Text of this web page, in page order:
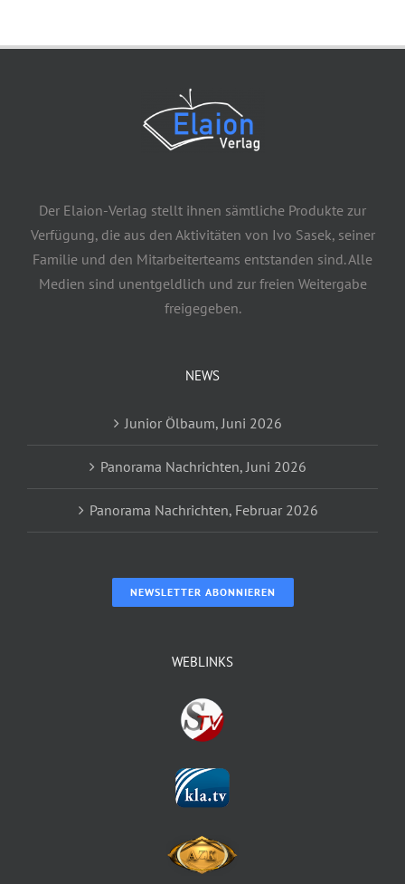
Der Elaion-Verlag stellt ihnen sämtliche Produkte zur
Verfügung, die aus den Aktivitäten von Ivo Sasek, seiner
Familie und den Mitarbeiterteams entstanden sind. Alle
Medien sind unentgeldlich und zur freien Weitergabe
freigegeben.
NEWS
Junior Ölbaum, Juni 2026
Panorama Nachrichten, Juni 2026
Panorama Nachrichten, Februar 2026
NEWSLETTER ABONNIEREN
WEBLINKS